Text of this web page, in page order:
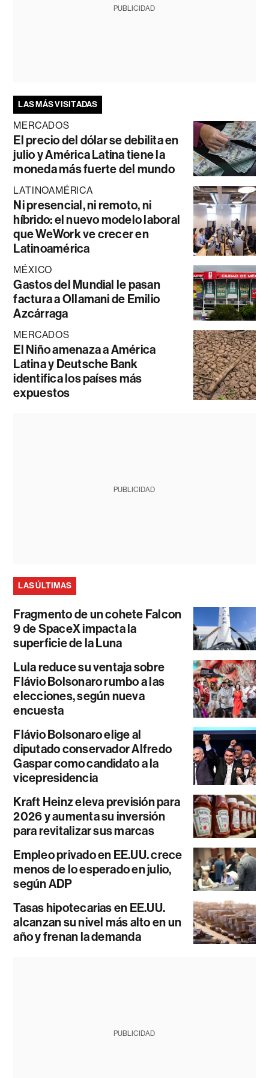
PUBLICIDAD
LAS MÁS VISITADAS
MERCADOS
El precio del dólar se debilita en
julio y América Latina tiene la
moneda más fuerte del mundo
LATINOAMÉRICA
Ni presencial, ni remoto, ni
híbrido: el nuevo modelo laboral
que WeWork ve crecer en
Latinoamérica
MÉXICO
Gastos del Mundial le pasan
factura a Ollamani de Emilio
Azcárraga
MERCADOS
El Niño amenaza a América
Latina y Deutsche Bank
identifica los países más
expuestos
PUBLICIDAD
LAS ÚLTIMAS
Fragmento de un cohete Falcon
9 de SpaceX impacta la
superficie de la Luna
Lula reduce su ventaja sobre
Flávio Bolsonaro rumbo a las
elecciones, según nueva
encuesta
Flávio Bolsonaro elige al
diputado conservador Alfredo
Gaspar como candidato a la
vicepresidencia
Kraft Heinz eleva previsión para
2026 y aumenta su inversión
para revitalizar sus marcas
Empleo privado en EE.UU. crece
menos de lo esperado en julio,
según ADP
Tasas hipotecarias en EE.UU.
alcanzan su nivel más alto en un
año y frenan la demanda
PUBLICIDAD